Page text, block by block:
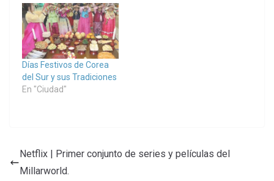
Días Festivos de Corea
del Sur y sus Tradiciones
En "Ciudad"
Netflix | Primer conjunto de series y películas del
Millarworld.